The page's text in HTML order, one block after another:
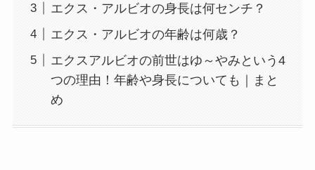
エクス・アルビオの身長は何センチ？
エクス・アルビオの年齢は何歳？
エクスアルビオの前世はゆ～やみという4
つの理由！年齢や身長についても｜まと
め